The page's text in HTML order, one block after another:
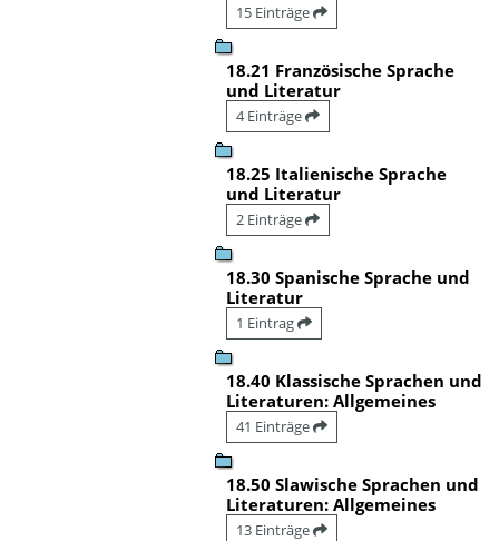
15 Einträge
18.21 Französische Sprache
und Literatur
4 Einträge
18.25 Italienische Sprache
und Literatur
2 Einträge
18.30 Spanische Sprache und
Literatur
1 Eintrag
18.40 Klassische Sprachen und
Literaturen: Allgemeines
41 Einträge
18.50 Slawische Sprachen und
Literaturen: Allgemeines
13 Einträge